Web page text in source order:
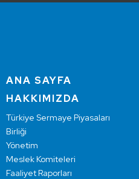
ANA SAYFA
HAKKIMIZDA
Türkiye Sermaye Piyasaları
Birliği
Yönetim
Meslek Komiteleri
Faaliyet Raporları